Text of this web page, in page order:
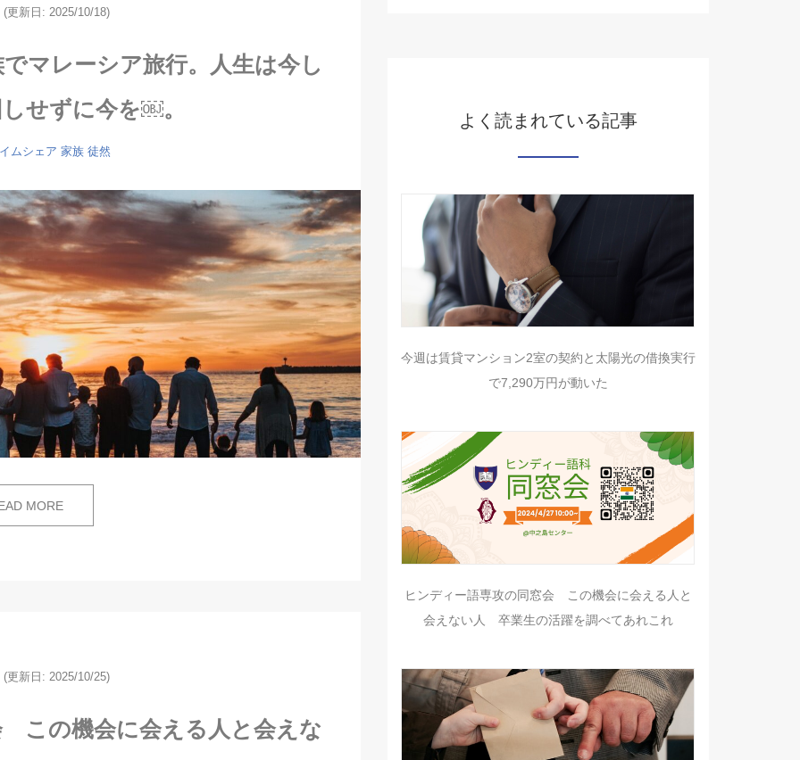
(更新日: 2025/10/18)
マレーシア旅行。人生は今し
せずに今を￼。
ムシェア 家族 徒然
MORE
(更新日: 2025/10/25)
この機会に会える人と会えな
よく読まれている記事
今週は賃貸マンション2室の契約と太陽光の借換実行
で7,290万円が動いた
ヒンディー語専攻の同窓会 この機会に会える人と
会えない人 卒業生の活躍を調べてあれこれ